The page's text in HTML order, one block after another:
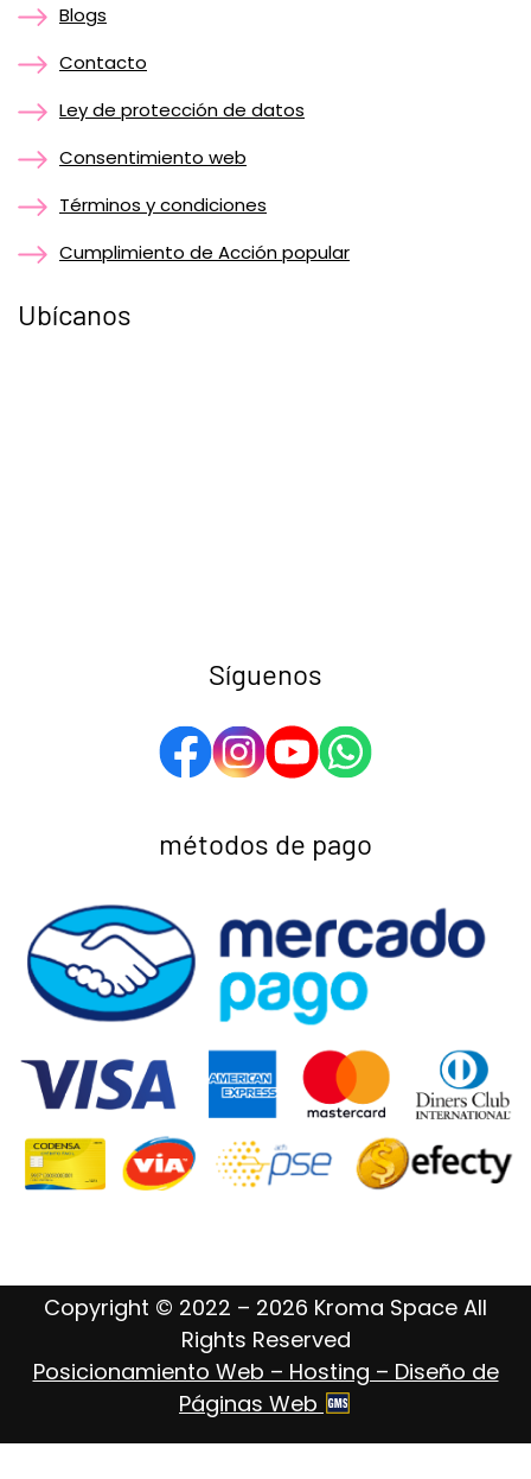
Blogs
Contacto
Ley de protección de datos
Consentimiento web
Términos y condiciones
Cumplimiento de Acción popular
Ubícanos
Síguenos
métodos de pago
Copyright © 2022 – 2026 Kroma Space All
Rights Reserved
Posicionamiento Web – Hosting – Diseño de
Páginas Web